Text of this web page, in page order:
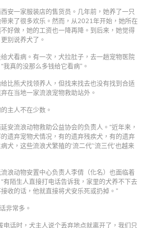
安一家服装店的售货员。几年前，她养了一只
来了很多欢乐。然而，从2021年开始，她所在
好做，她的工资也一降再降。到后来，她觉得
别说养犬了。
犬看病。有一次，犬拉肚子，去一趟宠物医院
我真的没那么多钱给它看病”。
比熊犬找领养人，但找来找去也没有找到合适
在当地一家流浪宠物救助站外。
主人不在少数。
安流浪动物救助公益协会的负责人。“近年来，
遗弃宠物犬情况，有的遗弃残疾犬，有的遗弃
犬，这些流浪犬繁殖的‘流二代’‘流三代’也越来
浪动物安置中心负责人李倩（化名）也面临着
有陌生人直接打电话告诉我，家里的犬养不下去
收的话，他就直接将犬安乐死或扔掉。”
非常多。
电话时，犬主人说个丢弃地点就离开了，我们只